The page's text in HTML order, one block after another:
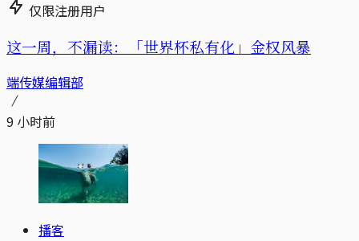
仅限注册用户
这一周，不漏读：「世界杯私有化」金权风暴
端传媒编辑部
9 小时前
播客